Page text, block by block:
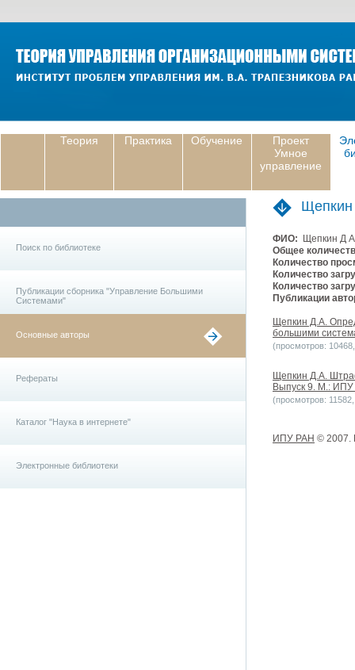
Теория Практика Обучение
Проект
Умное
управление
Поиск по библиотеке
Публикации сборника "Управление Большими
Системами"
Основные авторы
Рефераты
Каталог "Наука в интернете"
Электронные библиотеки
ФИО: Щепкин Д А
Общее
Количество
Количество
Количество
Публикации
Щепкин Д.А.
большими
(просмотров:
Щепкин Д.А.
Выпуск 9. М.:
(просмотров:
ИПУ РАН © 2007.